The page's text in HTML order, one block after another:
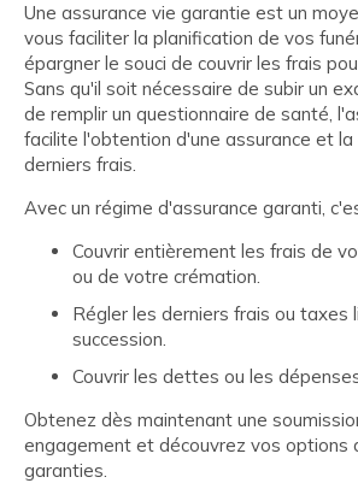
Une assurance vie garantie est un
vous faciliter la planification de vos
épargner le souci de couvrir les frais
Sans qu'il soit nécessaire de subir un
de remplir un questionnaire de santé,
facilite l'obtention d'une assurance et
derniers frais.
Avec un régime d'assurance garanti,
Couvrir entièrement les frais de
ou de votre crémation.
Régler les derniers frais ou taxes
succession.
Couvrir les dettes ou les
Obtenez dès maintenant une
engagement et découvrez vos options
garanties.